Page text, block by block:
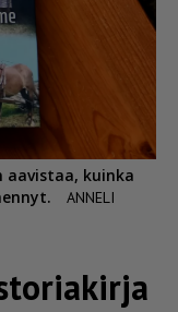
aavistaa, kuinka
ANNELI